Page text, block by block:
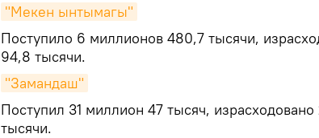
"Мекен ынтымагы"
Поступило 6 миллионов 480,7 тысячи,
94,8 тысячи.
"Замандаш"
Поступил 31 миллион 47 тысяч,
тысячи.